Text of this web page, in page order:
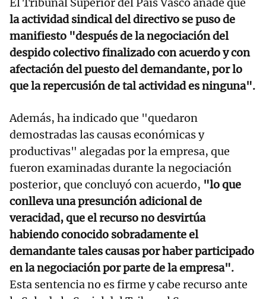
El Tribunal Superior del País Vasco añade que
la actividad sindical del directivo se puso de
manifiesto "después de la negociación del
despido colectivo finalizado con acuerdo y con
afectación del puesto del demandante, por lo
que la repercusión de tal actividad es ninguna".
Además, ha indicado que "quedaron
demostradas las causas económicas y
productivas" alegadas por la empresa, que
fueron examinadas durante la negociación
posterior, que concluyó con acuerdo, "lo que
conlleva una presunción adicional de
veracidad, que el recurso no desvirtúa
habiendo conocido sobradamente el
demandante tales causas por haber participado
en la negociación por parte de la empresa".
Esta sentencia no es firme y cabe recurso ante